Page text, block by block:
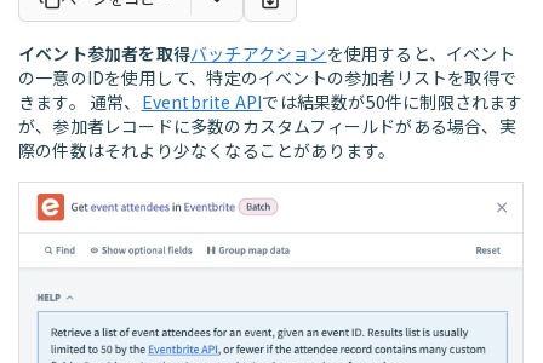
イベント参加者を取得バッチアクションを使用すると、イベント
の一意のIDを使用して、特定のイベントの参加者リストを取得で
きます。 通常、 Eventbrite APIでは結果数が50件に制限されます
が、参加者レコードに多数のカスタムフィールドがある場合、実
際の件数はそれより少なくなることがあります。